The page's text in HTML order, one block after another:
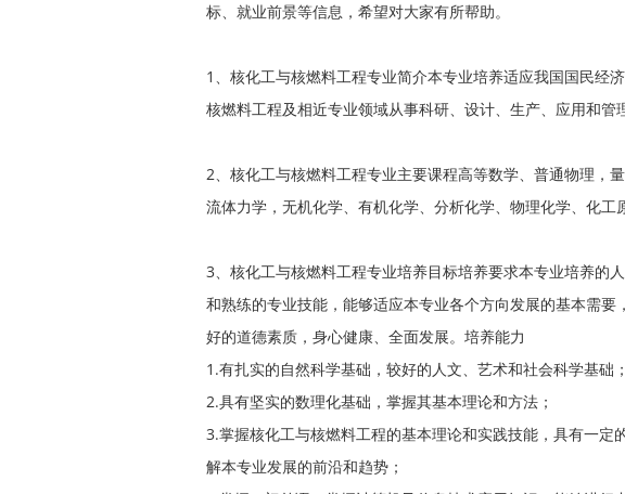
标、就业前景等信息，希望对大家有所帮助。
1、核化工与核燃料工程专业简介本专业培养适应我国国民经
核燃料工程及相近专业领域从事科研、设计、生产、应用和管
2、核化工与核燃料工程专业主要课程高等数学、普通物理，
流体力学，无机化学、有机化学、分析化学、物理化学、化工
3、核化工与核燃料工程专业培养目标培养要求本专业培养的
和熟练的专业技能，能够适应本专业各个方向发展的基本需
好的道德素质，身心健康、全面发展。培养能力
1.有扎实的自然科学基础，较好的人文、艺术和社会科学基础；
2.具有坚实的数理化基础，掌握其基本理论和方法；
3.掌握核化工与核燃料工程的基本理论和实践技能，具有一定
解本专业发展的前沿和趋势；